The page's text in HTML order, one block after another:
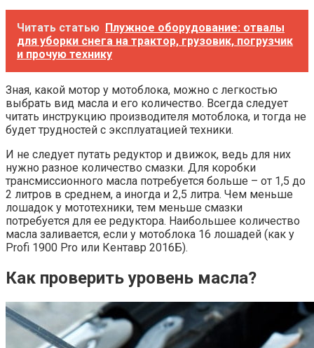
Читать статью Плужное оборудование: отвалы
для уборки снега на трактор, грузовик, погрузчик
и прочую технику
Зная, какой мотор у мотоблока, можно с легкостью
выбрать вид масла и его количество. Всегда следует
читать инструкцию производителя мотоблока, и тогда не
будет трудностей с эксплуатацией техники.
И не следует путать редуктор и движок, ведь для них
нужно разное количество смазки. Для коробки
трансмиссионного масла потребуется больше – от 1,5 до
2 литров в среднем, а иногда и 2,5 литра. Чем меньше
лошадок у мототехники, тем меньше смазки
потребуется для ее редуктора. Наибольшее количество
масла заливается, если у мотоблока 16 лошадей (как у
Profi 1900 Pro или Кентавр 2016Б).
Как проверить уровень масла?